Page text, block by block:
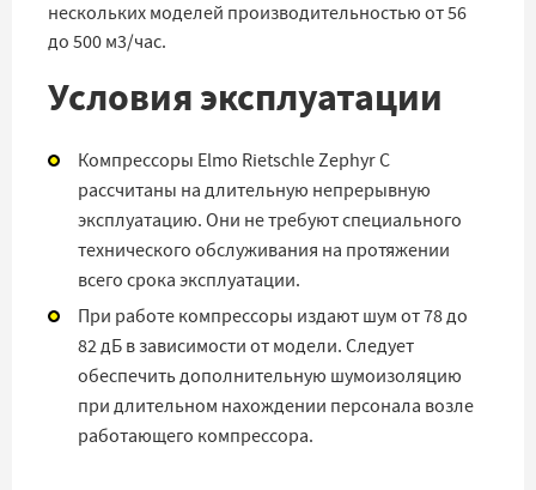
нескольких моделей производительностью от 56
до 500 м3/час.
Условия эксплуатации
Компрессоры Elmo Rietschle Zephyr C
рассчитаны на длительную непрерывную
эксплуатацию. Они не требуют специального
технического обслуживания на протяжении
всего срока эксплуатации.
При работе компрессоры издают шум от 78 до
82 дБ в зависимости от модели. Следует
обеспечить дополнительную шумоизоляцию
при длительном нахождении персонала возле
работающего компрессора.